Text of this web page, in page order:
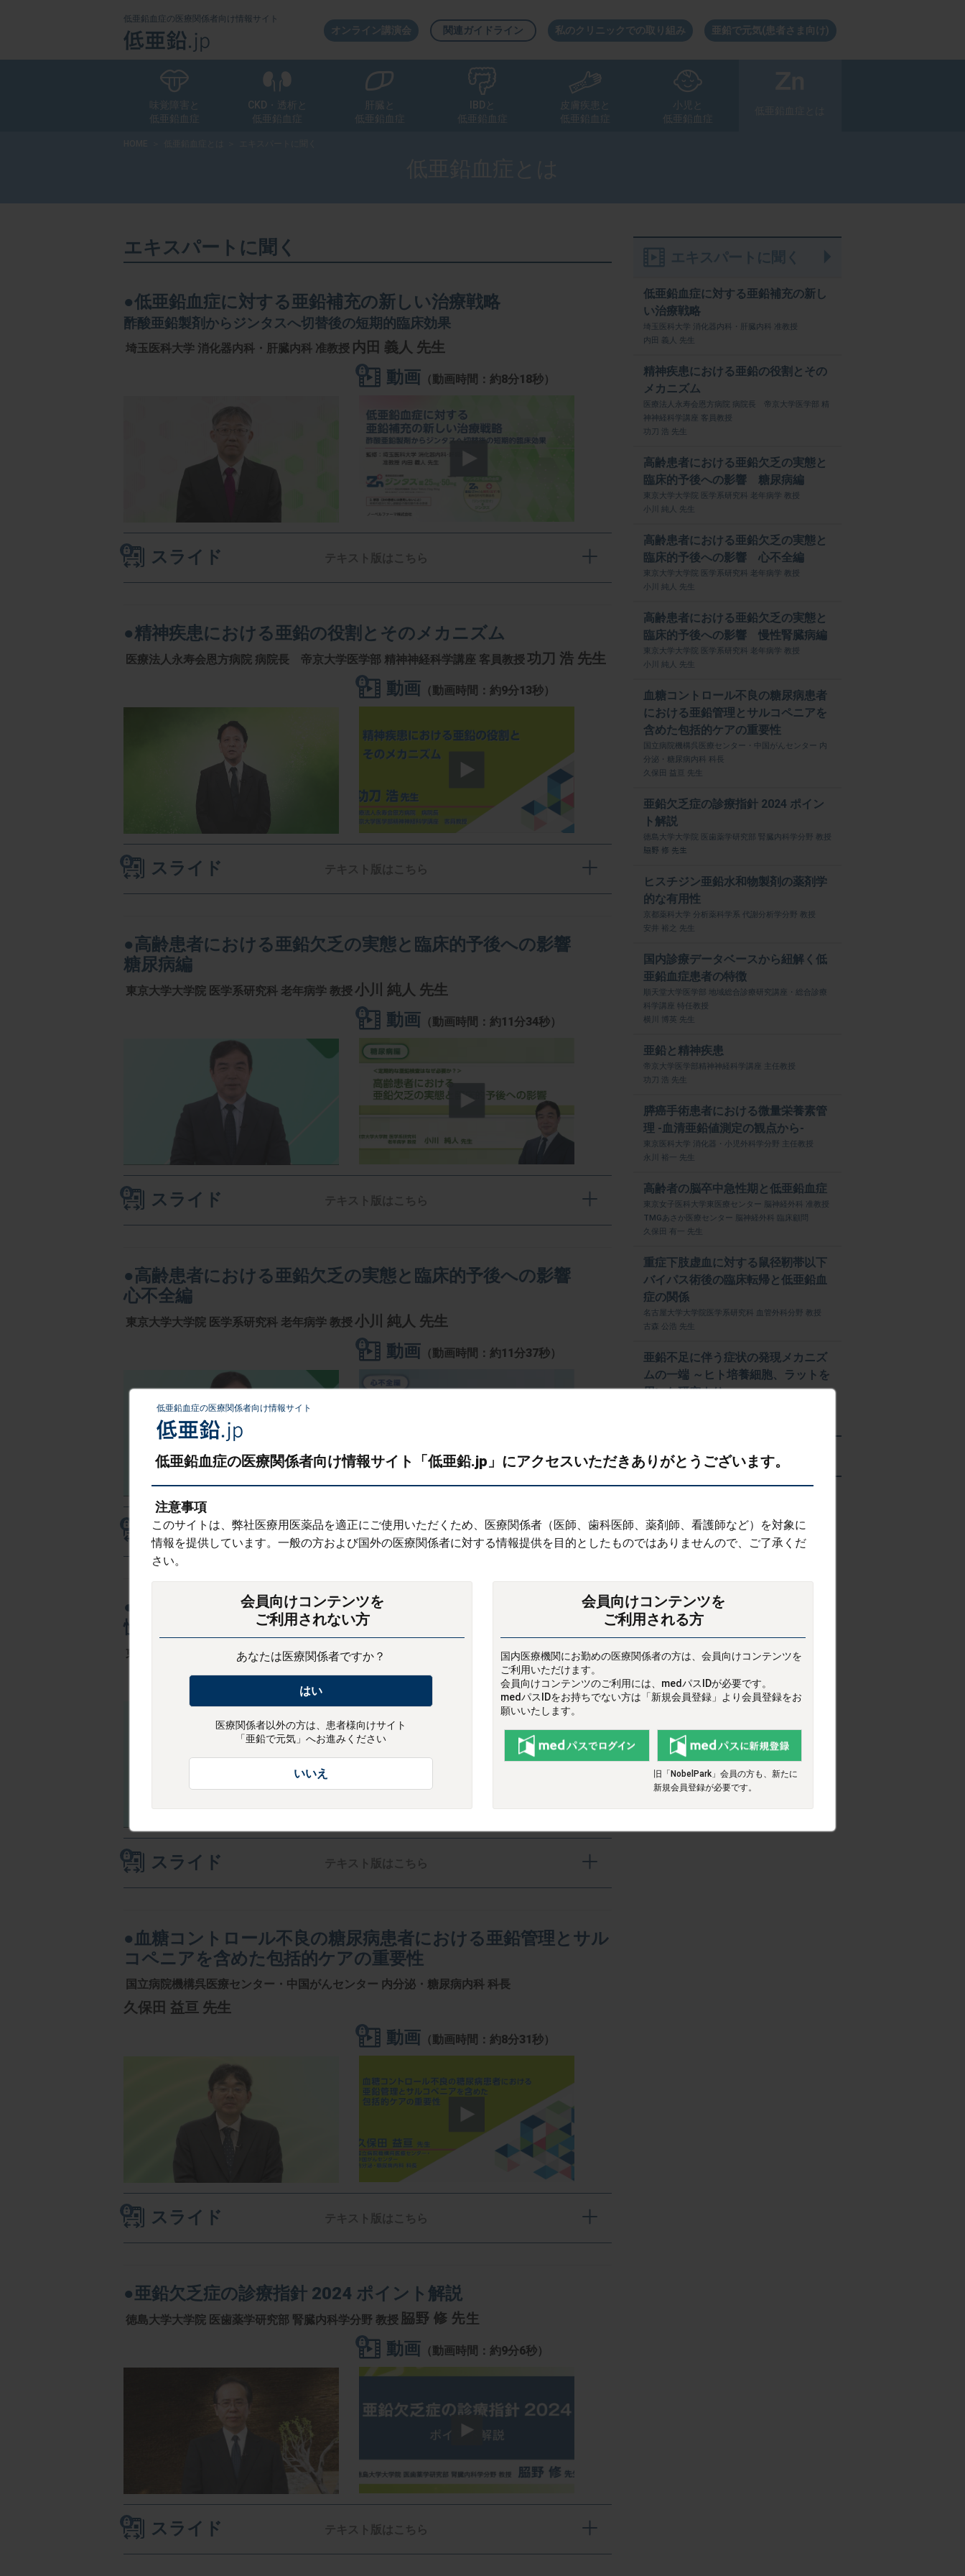
低亜鉛血症の医療関係者向け情報サイト
味覚障害と
低亜鉛血症
CKD・透析と
低亜鉛血症
肝臓と
低亜鉛血症
IBDと
低亜鉛血症
皮膚疾患と
低亜鉛血症
小児と
低亜鉛血症
亜鉛で元気(患者さま向け)
私のクリニックでの取り組み
関連ガイドライン
オンライン講演会
エキスパートに聞く
●低亜鉛血症に対する亜鉛補充の新しい治療戦略
酢酸亜鉛製剤からジンタスへ切替後の短期的臨床効果
埼玉医科大学 消化器内科・肝臓内科 准教授 内田 義人 先生
動画 （動画時間：約8分18秒）
スライド
●精神疾患における亜鉛の役割とそのメカニズム
医療法人永寿会恩方病院 病院長 帝京大学医学部 精神神経科学講座 客員教授功刀 浩 先生
動画 （動画時間：約9分13秒）
スライド
●高齢患者における亜鉛欠乏の実態と臨床的予後への影響
糖尿病編
東京大学大学院 医学系研究科 老年病学 教授小川 純人 先生
動画 （動画時間：約11分34秒）
スライド
●高齢患者における亜鉛欠乏の実態と臨床的予後への影響
心不全編
東京大学大学院 医学系研究科 老年病学 教授小川 純人 先生
動画 （動画時間：約11分37秒）
スライド テキスト版はこちら
●高齢患者における亜鉛欠乏の実態と臨床的予後への影響
慢性腎臓病編
東京大学大学院 医学系研究科 老年病学 教授小川 純人 先生
動画 （動画時間：約11分39秒）
スライド
●血糖コントロール不良の糖尿病患者における亜鉛管理とサル
コペニアを含めた包括的ケアの重要性
国立病院機構呉医療センター・中国がんセンター 内分泌・糖尿病内科 科長
久保田 益亘 先生
動画 （動画時間：約8分31秒）
スライド
●亜鉛欠乏症の診療指針 2024 ポイント解説
徳島大学大学院 医歯薬学研究部 腎臓内科学分野 教授 𦚰野 修 先生
動画 （動画時間：約9分6秒）
スライド
エキスパートに聞く
低亜鉛血症に対する亜鉛補充の新し
い治療戦略
埼玉医科大学 消化器内科・肝臓内科 准教授
内田 義人 先生
精神疾患における亜鉛の役割とその
メカニズム
医療法人永寿会恩方病院 病院長 帝京大学医学部 精
神神経科学講座 客員教授
功刀 浩 先生
高齢患者における亜鉛欠乏の実態と
臨床的予後への影響 糖尿病編
東京大学大学院 医学系研究科 老年病学 教授
小川 純人 先生
高齢患者における亜鉛欠乏の実態と
臨床的予後への影響 心不全編
東京大学大学院 医学系研究科 老年病学 教授
小川 純人 先生
高齢患者における亜鉛欠乏の実態と
臨床的予後への影響 慢性腎臓病編
東京大学大学院 医学系研究科 老年病学 教授
小川 純人 先生
血糖コントロール不良の糖尿病患者
における亜鉛管理とサルコペニアを
含めた包括的ケアの重要性
国立病院機構呉医療センター・中国がんセンター 内
分泌・糖尿病内科 科長
久保田 益亘 先生
亜鉛欠乏症の診療指針 2024 ポイン
ト解説
徳島大学大学院 医歯薬学研究部 腎臓内科学分野 教授
𦚰野 修 先生
ヒスチジン亜鉛水和物製剤の薬剤学
的な有用性
京都薬科大学 分析薬科学系 代謝分析学分野 教授
安井 裕之 先生
国内診療データベースから紐解く低
亜鉛血症患者の特徴
順天堂大学医学部 地域総合診療研究講座・総合診療
科学講座 特任教授
横川 博英 先生
亜鉛と精神疾患
帝京大学医学部精神神経科学講座 主任教授
功刀 浩 先生
膵癌手術患者における微量栄養素管
理 -血清亜鉛値測定の観点から-
東京医科大学 消化器・小児外科学分野 主任教授
永川 裕一 先生
高齢者の脳卒中急性期と低亜鉛血症
東京女子医科大学東医療センター 脳神経外科 准教授
TMGあさか医療センター 脳神経外科 臨床顧問
久保田 有一 先生
重症下肢虚血に対する鼠径靭帯以下
バイパス術後の臨床転帰と低亜鉛血
症の関係
名古屋大学大学院医学系研究科 血管外科分野 教授
古森 公浩 先生
亜鉛不足に伴う症状の発現メカニズ
ムの一端 ～ヒト培養細胞、ラットを
用いた研究より～
解説ページ
低亜鉛血症の医療関係者向け情報サイト
低亜鉛血症の医療関係者向け情報サイト「低亜鉛.jp」にアクセスいただきありがとうございます。
注意事項
このサイトは、弊社医療用医薬品を適正にご使用いただくため、医療関係者（医師、歯科医師、薬剤師、看護師など）を対象に
情報を提供しています。一般の方および国外の医療関係者に対する情報提供を目的としたものではありませんので、ご了承くだ
さい。
会員向けコンテンツを
ご利用されない方
あなたは医療関係者ですか？
はい
医療関係者以外の方は、患者様向けサイト
「亜鉛で元気」へお進みください
いいえ
会員向けコンテンツを
ご利用される方
国内医療機関にお勤めの医療関係者の方は、会員向けコンテンツを
ご利用いただけます。
会員向けコンテンツのご利用には、medパスIDが必要です。
medパスIDをお持ちでない方は「新規会員登録」より会員登録をお
願いいたします。
旧「NobelPark」会員の方も、新たに
新規会員登録が必要です。